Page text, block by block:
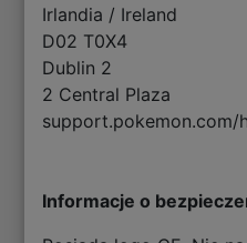
Irlandia / Ireland
D02 T0X4
Dublin 2
2 Central Plaza
support.pokemon.com/
Informacje o